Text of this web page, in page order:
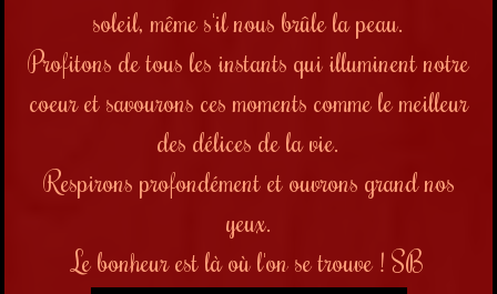
soleil, même s'il nous brûle la peau.
Profitons de tous les instants qui illuminent notre
coeur et savourons ces moments comme le meilleur
des délices de la vie.
Respirons profondément et ouvrons grand nos
yeux.
Le bonheur est là où l'on se trouve ! SB